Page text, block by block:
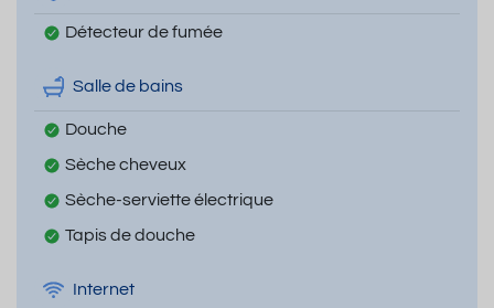
Détecteur de fumée
Salle de bains
Douche
Sèche cheveux
Sèche-serviette électrique
Tapis de douche
Internet